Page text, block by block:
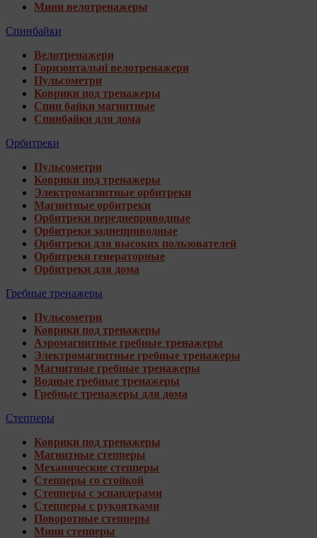
Мини велотренажеры
Спинбайки
Велотренажери
Горизонтальні велотренажери
Пульсометри
Коврики под тренажеры
Спин байки магнитные
Спинбайки для дома
Орбитреки
Пульсометри
Коврики под тренажеры
Электромагнитные орбитреки
Магнитные орбитреки
Орбитреки переднеприводные
Орбитреки заднеприводные
Орбитреки для высоких пользователей
Орбитреки генераторные
Орбитреки для дома
Гребные тренажеры
Пульсометри
Коврики под тренажеры
Аэромагнитные гребные тренажеры
Электромагнитные гребные тренажеры
Магнитные гребные тренажеры
Водные гребные тренажеры
Гребные тренажеры для дома
Степперы
Коврики под тренажеры
Магнитные степперы
Механические степперы
Степперы со стойкой
Степперы с эспандерами
Степперы с рукоятками
Поворотные степперы
Мини степперы